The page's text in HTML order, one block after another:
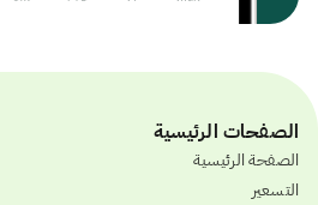
الصفحات الرئيسية
الصفحة الرئيسية
التسعير